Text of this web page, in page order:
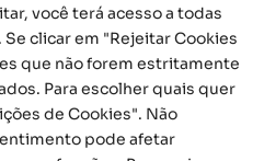
você terá acesso a todas
clicar em "Rejeitar Cookies
que não forem estritamente
Para escolher quais quer
de Cookies". Não
pode afetar